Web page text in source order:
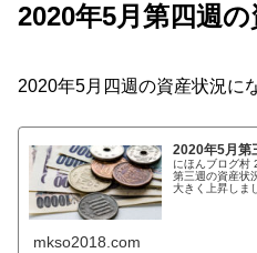
2020年5月第四週
2020年5月四週の資産状況に
2020年5月第
にほんブログ村
第三週の資産状況報告に
大きく上昇しま
mkso2018.com